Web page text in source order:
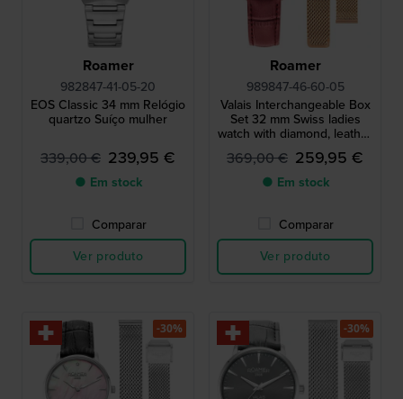
Roamer
982847-41-05-20
EOS Classic 34 mm Relógio
quartzo Suíço mulher
339,00 € 239,95 €
● Em stock
Comparar
Ver produto
Roamer
989847-46-60-05
Valais Interchangeable Box
Set 32 mm Swiss ladies
watch with diamond, leather
strap and mesh bracelet
369,00 € 259,95 €
● Em stock
Comparar
Ver produto
-30% -30%